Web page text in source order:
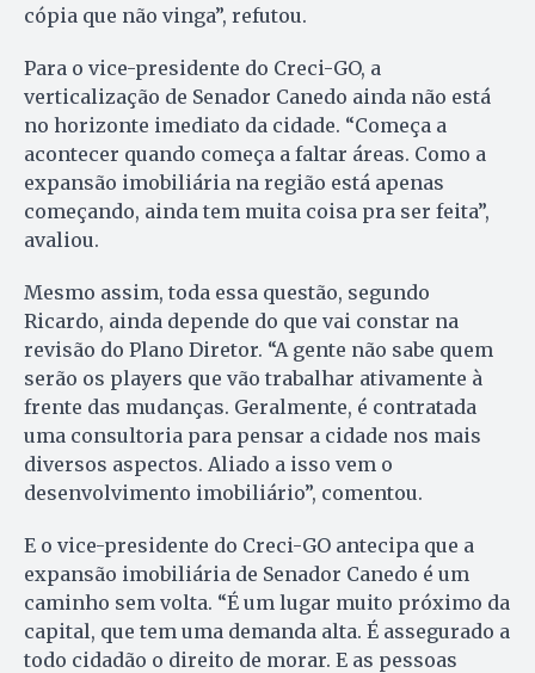
cópia que não vinga”, refutou.
Para o vice-presidente do Creci-GO, a
verticalização de Senador Canedo ainda não está
no horizonte imediato da cidade. “Começa a
acontecer quando começa a faltar áreas. Como a
expansão imobiliária na região está apenas
começando, ainda tem muita coisa pra ser feita”,
avaliou.
Mesmo assim, toda essa questão, segundo
Ricardo, ainda depende do que vai constar na
revisão do Plano Diretor. “A gente não sabe quem
serão os players que vão trabalhar ativamente à
frente das mudanças. Geralmente, é contratada
uma consultoria para pensar a cidade nos mais
diversos aspectos. Aliado a isso vem o
desenvolvimento imobiliário”, comentou.
E o vice-presidente do Creci-GO antecipa que a
expansão imobiliária de Senador Canedo é um
caminho sem volta. “É um lugar muito próximo da
capital, que tem uma demanda alta. É assegurado a
todo cidadão o direito de morar. E as pessoas